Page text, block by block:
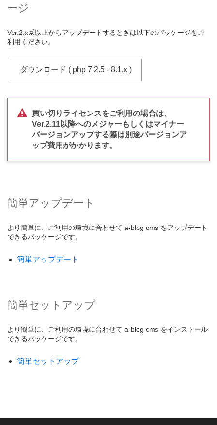
ージ
Ver.2.x系以上からアップデートするときは以下のパッケージをご
利用ください。
ダウンロード ( php 7.2.5 - 8.1.x )
買い切りライセンスをご利用の場合は、
Ver.2.11以降へのメジャーもしくはマイナー
バージョンアップする際は別途バージョンア
ップ費用がかかります。
簡単アップデート
より簡単に、ご利用の環境に合わせて a-blog cms をアップデート
できるパッケージです。
簡単アップデート
簡単セットアップ
より簡単に、ご利用の環境に合わせて a-blog cms をインストール
できるパッケージです。
簡単セットアップ